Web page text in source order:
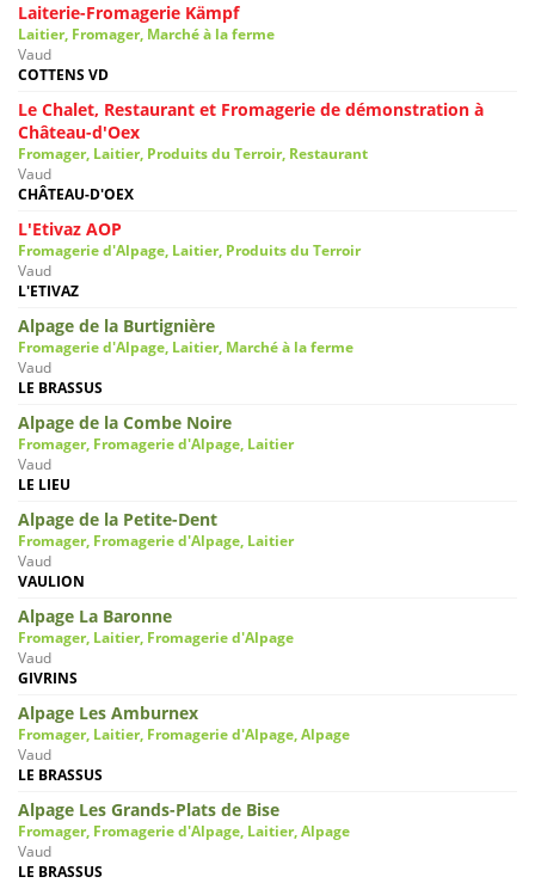
Laiterie-Fromagerie Kämpf
Laitier, Fromager, Marché à la ferme
Vaud
COTTENS VD
Le Chalet, Restaurant et Fromagerie de démonstration à
Château-d'Oex
Fromager, Laitier, Produits du Terroir, Restaurant
Vaud
CHÂTEAU-D'OEX
L'Etivaz AOP
Fromagerie d'Alpage, Laitier, Produits du Terroir
Vaud
L'ETIVAZ
Alpage de la Burtignière
Fromagerie d'Alpage, Laitier, Marché à la ferme
Vaud
LE BRASSUS
Alpage de la Combe Noire
Fromager, Fromagerie d'Alpage, Laitier
Vaud
LE LIEU
Alpage de la Petite-Dent
Fromager, Fromagerie d'Alpage, Laitier
Vaud
VAULION
Alpage La Baronne
Fromager, Laitier, Fromagerie d'Alpage
Vaud
GIVRINS
Alpage Les Amburnex
Fromager, Laitier, Fromagerie d'Alpage, Alpage
Vaud
LE BRASSUS
Alpage Les Grands-Plats de Bise
Fromager, Fromagerie d'Alpage, Laitier, Alpage
Vaud
LE BRASSUS